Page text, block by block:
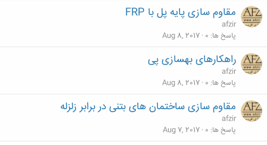
مقاوم سازی پایه پل با FRP
afzir
پاسخ ها 0
Aug 8, 2017
راهکارهای بهسازی پی
afzir
پاسخ ها 0
Aug 8, 2017
مقاوم سازی ساختمان های بتنی در برابر زلزله
afzir
پاسخ ها 0
Aug 7, 2017